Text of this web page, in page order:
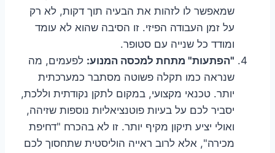
שמאפשר לו לזהות את הבעיה תוך דקות, לא רק
על זמן העבודה הפיזי. זו הסיבה שהוא לא עומד
ומודד כל שנייה עם סטופר.
"הפתעות" מתחת למכסה המנוע: לפעמים, מה
שנראה כמו תקלה פשוטה מסתבר כמערכתית
יותר. טכנאי מקצועי, במקום לתקן נקודתית וללכת,
יסביר לכם על בעיות פוטנציאליות נוספות שזיהה,
ואולי יציע תיקון מקיף יותר. זו לא בהכרח "דחיפת
מכירה", אלא לרוב ראייה הוליסטית שתחסוך לכם